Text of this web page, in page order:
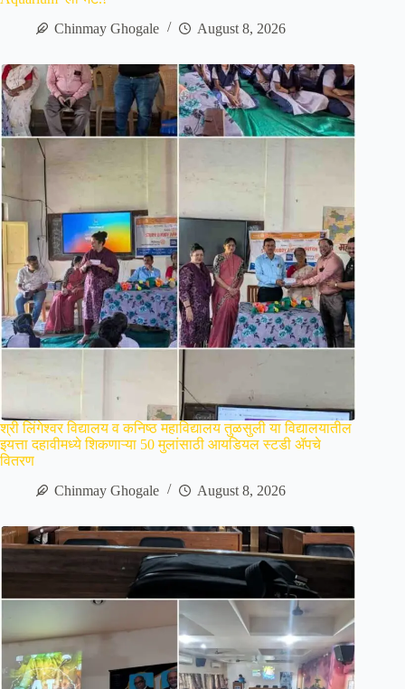
Chinmay Ghogale
August 8, 2026
श्री लिंगेश्वर विद्यालय व कनिष्ठ महाविद्यालय तुळसुली या विद्यालयातील
इयत्ता दहावीमध्ये शिकणाऱ्या 50 मुलांसाठी आयडियल स्टडी ॲपचे
वितरण
Chinmay Ghogale
August 8, 2026